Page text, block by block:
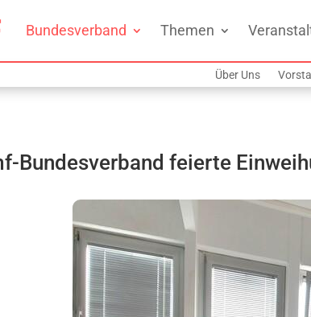
Bundesverband Themen
Über Uns
Bundesverband feierte